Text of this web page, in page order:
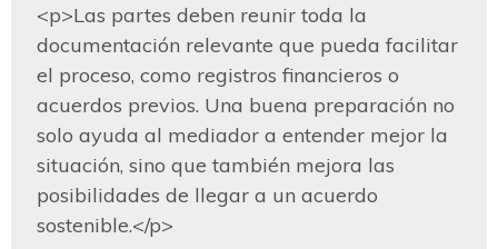
<p>Las partes deben reunir toda la
documentación relevante que pueda facilitar
el proceso, como registros financieros o
acuerdos previos. Una buena preparación no
solo ayuda al mediador a entender mejor la
situación, sino que también mejora las
posibilidades de llegar a un acuerdo
sostenible.</p>